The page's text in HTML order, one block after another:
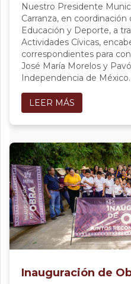
Nuestro Presidente
Carranza, en coordinación
Educación y Deporte, a
Actividades Cívicas,
correspondientes para
José María Morelos y
Independencia de México.
LEER MÁS
Inauguración de